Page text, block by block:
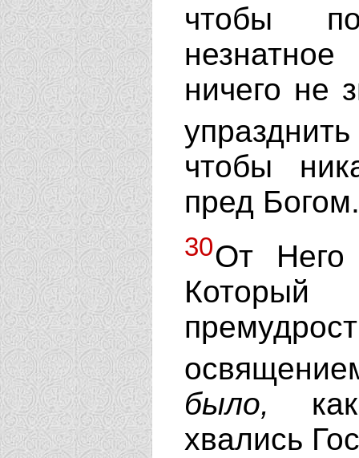
чтобы
ничего не
чтобы
пред Богом.
30От
было, как
хвались